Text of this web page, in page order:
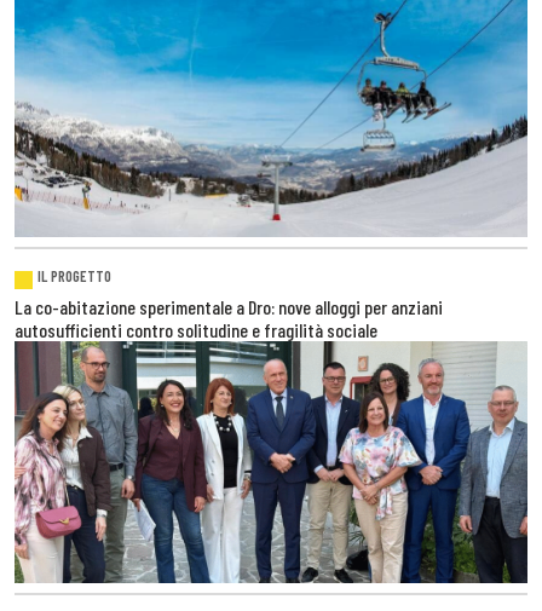
IL PROGETTO
La co-abitazione sperimentale a Dro: nove alloggi per anziani
autosufficienti contro solitudine e fragilità sociale